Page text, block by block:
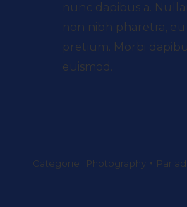
nunc dapibus a.
non nibh pharetra,
pretium. Morbi
euismod.
Catégorie : Photography Par